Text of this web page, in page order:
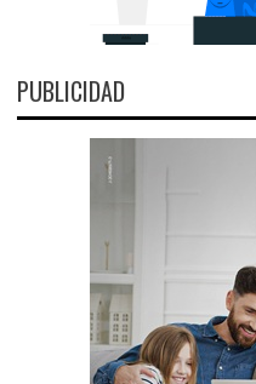
PUBLICIDAD